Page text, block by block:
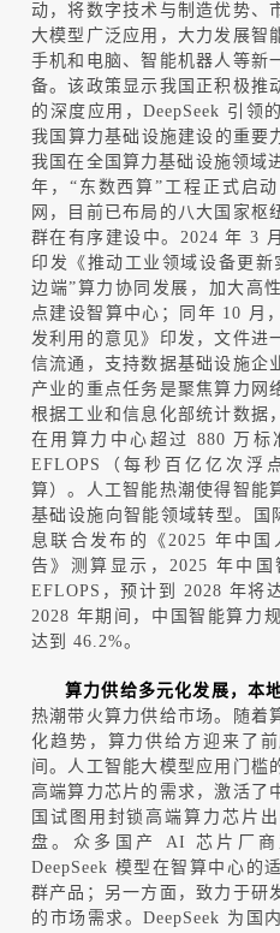
动，将数字技术与制造优势、
大模型广泛应用，大力发展智
手机和电脑、智能机器人等新
备。该政策显示我国正积极推
的深度应用，DeepSeek 引领
我国算力基础设施建设的重要
我国在全国算力基础设施领域
年， “ 东数西算” 工程正式启
网，目前已布局的八大国家枢
群在有序建设中。 2024年3
印发《推动工业领域设备更
边端”算力协同发展，加大高
点建设智算中心；同年 10 月
发利用的意见》印发，文件进
信流通，支持数据基础设施企
产业的重点任务是聚焦算力网
根据工业和信息化部统计数据
在用算力中心超过 880 万标
EFLOPS
（每秒百亿亿次浮
算）。 人工智能热潮使得智能
基础设施向智能领域转型。国
息联合发布的《2025 年 中国
告》测算显示，2025 年中国
EFLOPS ，预计到2028 年将
2028 年期间，中国智能算力
达到 46.2%。
算力供给多元化发展 ，本
热潮带火算力供给市场。随着
化趋势，算力供给方迎来了
间。人工智能大模型应用门槛
高端算力芯片的需求，激活了
国试图用封锁高端算力芯片
盘。众多国产AI 芯片厂
DeepSeek 模型在智算中心的
群产品；另一方面，致力于研
的市场需求。DeepSeek 为国